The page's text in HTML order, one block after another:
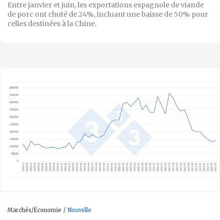
Entre janvier et juin, les exportations espagnole de viande
de porc ont chuté de 24%, incluant une baisse de 50% pour
celles destinées à la Chine.
Marchés/Économie Nouvelle